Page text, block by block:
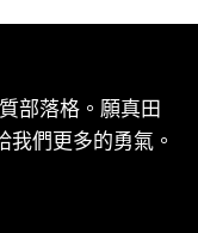
部落格。願真田
們更多的勇氣。